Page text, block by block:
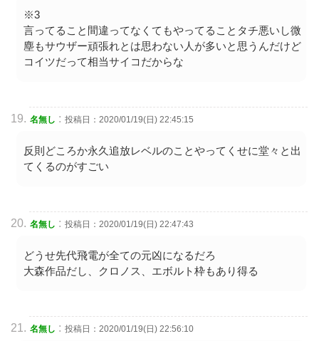
※3
言ってること間違ってなくてもやってることタチ悪いし微
塵もサウザー頑張れとは思わない人が多いと思うんだけど
コイツだって相当サイコだからな
名無し : 投稿日：2020/01/19(日) 22:45:15
反則どころか永久追放レベルのことやってくせに堂々と出
てくるのがすごい
名無し : 投稿日：2020/01/19(日) 22:47:43
どうせ先代飛電が全ての元凶になるだろ
大森作品だし、クロノス、エボルト枠もあり得る
名無し : 投稿日：2020/01/19(日) 22:56:10